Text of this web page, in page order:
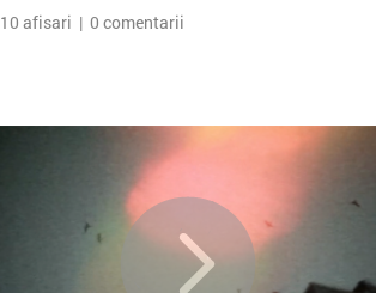
10 afisari | 0 comentarii